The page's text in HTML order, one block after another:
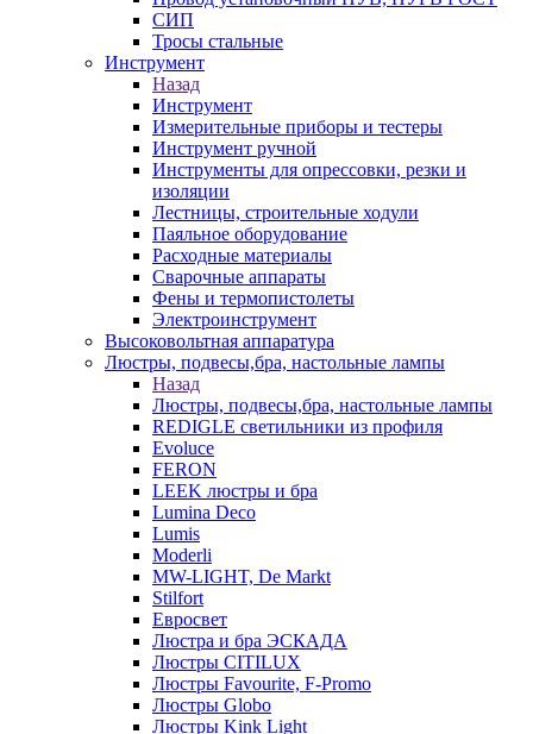
СИП
Тросы стальные
Инструмент
Назад
Инструмент
Измерительные приборы и тестеры
Инструмент ручной
Инструменты для опрессовки, резки и
изоляции
Лестницы, строительные ходули
Паяльное оборудование
Расходные материалы
Сварочные аппараты
Фены и термопистолеты
Электроинструмент
Высоковольтная аппаратура
Люстры, подвесы,бра, настольные лампы
Назад
Люстры, подвесы,бра, настольные лампы
REDIGLE светильники из профиля
Evoluce
FERON
LEEK люстры и бра
Lumina Deco
Lumis
Moderli
MW-LIGHT, De Markt
Stilfort
Евросвет
Люстра и бра ЭСКАДА
Люстры CITILUX
Люстры Favourite, F-Promo
Люстры Globo
Люстры Kink Light